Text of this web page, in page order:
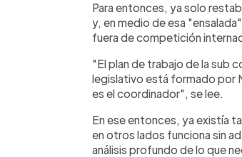
Para entonces, ya solo
y, en medio de esa
fuera de competición
"El plan de trabajo de la sub
legislativo está formado por
es el coordinador", se lee.
En ese entonces, ya existía
en otros lados funciona sin
análisis profundo de lo que